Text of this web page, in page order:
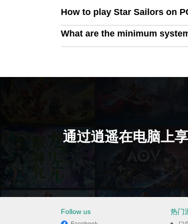
How to play Star Sailors on
What are the minimum
通过逍遥在电脑上
Follow us 热门